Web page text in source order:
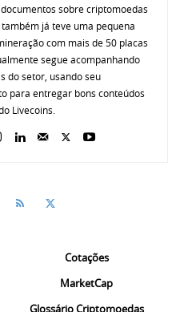
sobre criptomoedas
já teve uma pequena
com mais de 50 placas
segue acompanhando
do setor, usando seu
para entregar bons conteúdos
Livecoins.
Cotações
MarketCap
Glossário Criptomoedas